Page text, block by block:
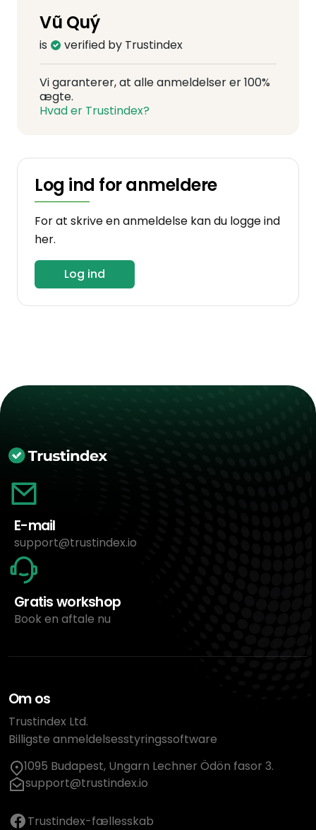
Vũ Quý
is verified by Trustindex
Vi garanterer, at alle anmeldelser er 100%
ægte.
Hvad er Trustindex?
Log ind for anmeldere
For at skrive en anmeldelse kan du logge ind
her.
Log ind
E-mail
support@trustindex.io
Gratis workshop
Book en aftale nu
Om os
Trustindex Ltd.
Billigste anmeldelsesstyringssoftware
1095 Budapest, Ungarn Lechner Ödön fasor 3.
support@trustindex.io
Trustindex-fællesskab